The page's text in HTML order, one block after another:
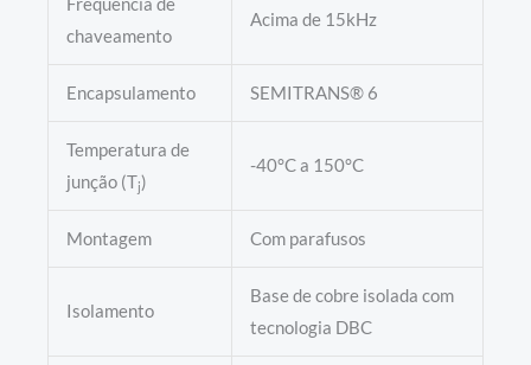
Frequência de
chaveamento
Acima de 15kHz
Encapsulamento SEMITRANS® 6
Temperatura de
junção (Tj)
-40°C a 150°C
Montagem Com parafusos
Isolamento
Base de cobre isolada com
tecnologia DBC